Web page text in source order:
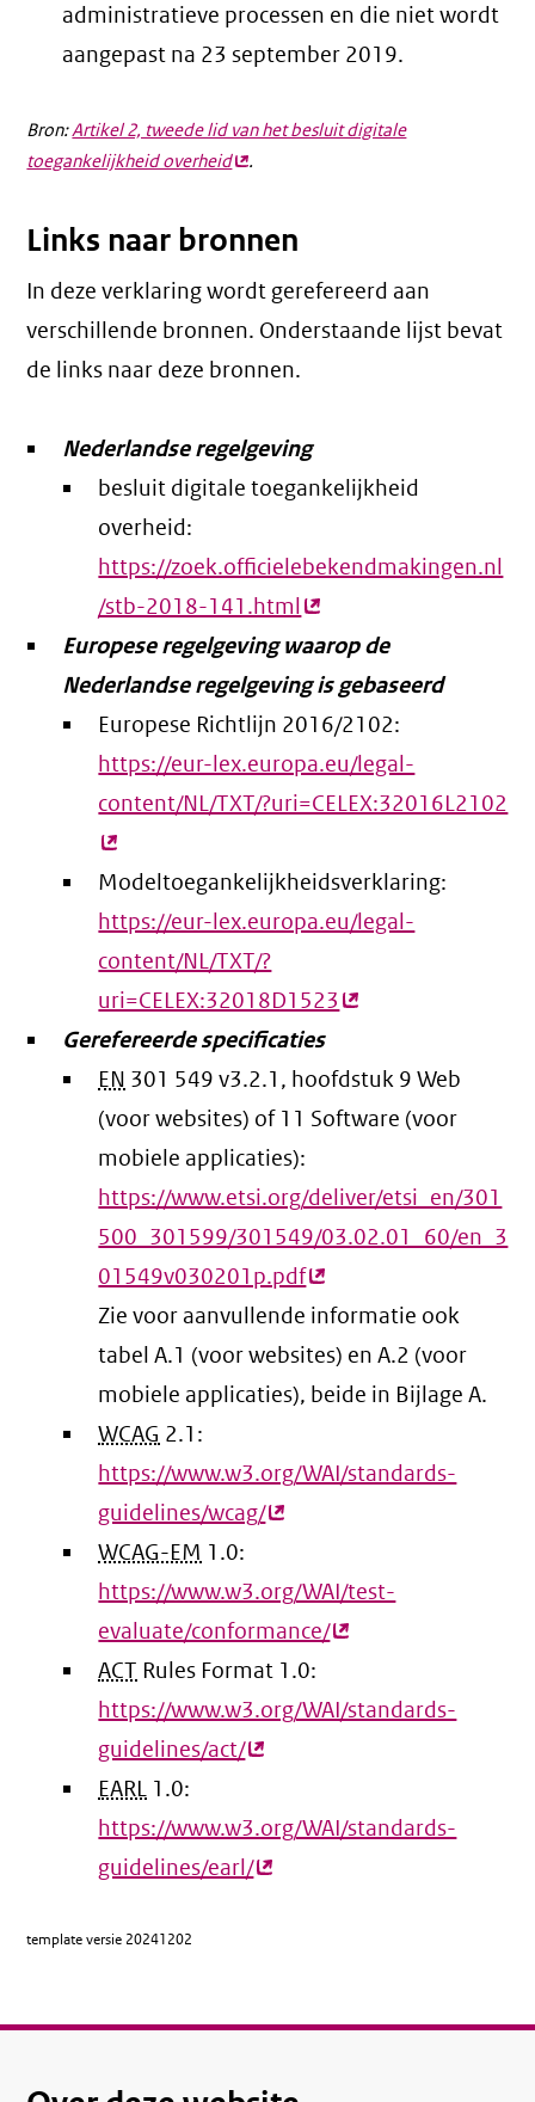
administratieve processen en die niet wordt
aangepast na 23 september 2019.
Bron:Artikel 2, tweede lid van het besluit digitale
toegankelijkheid overheid(externe
.
Links naar bronnen
In deze verklaring wordt gerefereerd aan
verschillende bronnen. Onderstaande lijst bevat
de links naar deze bronnen.
Nederlandse regelgeving
besluit digitale toegankelijkheid
overheid:
https://zoek.officielebekendmakingen.nl
/stb-2018-141.html(externe
link)
Europese regelgeving waarop de
Nederlandse regelgeving is gebaseerd
Europese Richtlijn 2016/2102:
https://eur-lex.europa.eu/legal-
content/NL/TXT/?uri=CELEX:32016L2102
Modeltoegankelijkheidsverklaring:
https://eur-lex.europa.eu/legal-
content/NL/TXT/?
uri=CELEX:32018D1523 (externe
Gerefereerde specificaties
EN 301 549 v3.2.1, hoofdstuk 9 Web
(voor websites) of 11 Software (voor
mobiele applicaties):
https://www.etsi.org/deliver/etsi_en/301
500_301599/301549/03.02.01_60/en_3
01549v030201p.pdf(externe
link)
Zie voor aanvullende informatie ook
tabel A.1 (voor websites) en A.2 (voor
mobiele applicaties), beide in Bijlage A.
WCAG 2.1:
https://www.w3.org/WAI/standards-
guidelines/wcag/(externe
WCAG-EM 1.0:
https://www.w3.org/WAI/test-
evaluate/conformance/(externe
ACT Rules Format 1.0:
https://www.w3.org/WAI/standards-
guidelines/act/(externe
EARL 1.0:
https://www.w3.org/WAI/standards-
guidelines/earl/(externe
template versie 20241202